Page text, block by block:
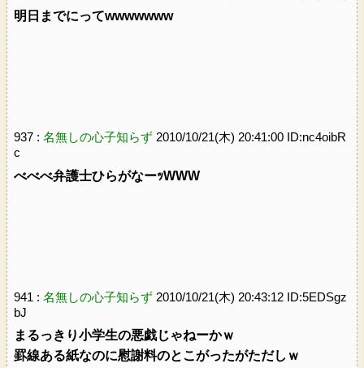
明日までにってwwwwwww
937 : 名無しの心子知らず 2010/10/21(木) 20:41:00 ID:nc4oibR
c
べべべ弁護士ひらがなーｯWWW
941 : 名無しの心子知らず 2010/10/21(木) 20:43:12 ID:5EDSgz
bJ
まるっきり小学生の悪戯じゃねーかｗ
罫線ある紙なのに慰謝料のとこがったがただしｗ